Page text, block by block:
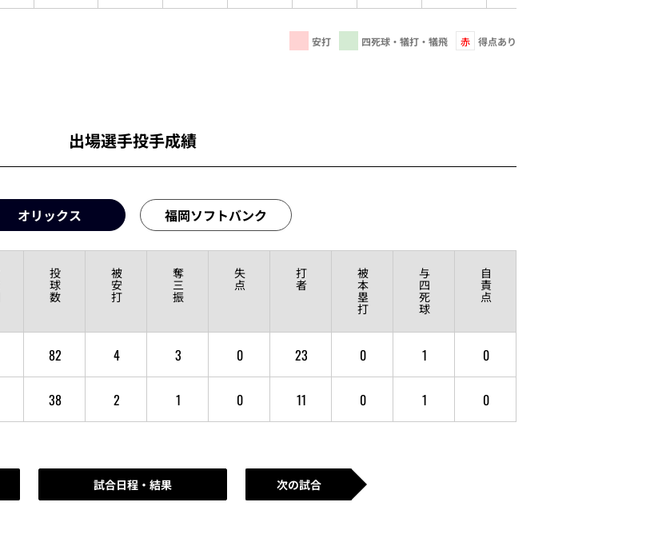
安打 四死球・犠打・犠飛 赤 得点あり
出場選手投手成績
オリックス 福岡ソフトバンク
投
球
数
被
安
打
奪
三
振
失
点
打
者
被
本
塁
打
与
四
死
球
自
責
点
82 4 3 0 23 0 1 0
38 2 1 0 11 0 1 0
試合日程・結果 次の試合